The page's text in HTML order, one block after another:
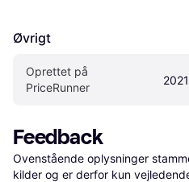
Øvrigt
Oprettet på
PriceRunner
Feedback
Ovenstående oplysninger
kilder og er derfor kun